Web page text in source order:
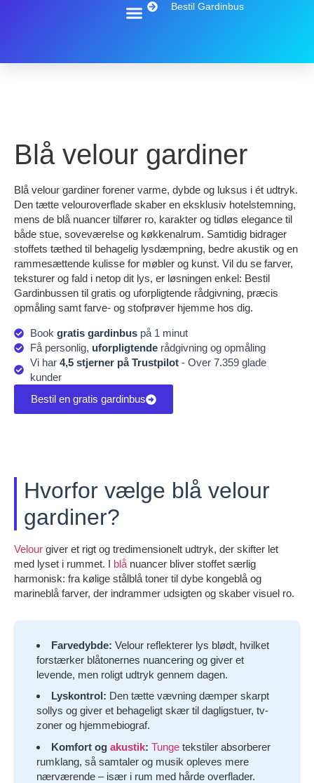
Bestil Gardinbus
Blå velour gardiner
Blå velour gardiner forener varme, dybde og luksus i ét udtryk.
Den tætte velouroverflade skaber en eksklusiv hotelstemning,
mens de blå nuancer tilfører ro, karakter og tidløs elegance til
både stue, soveværelse og køkkenalrum. Samtidig bidrager
stoffets tæthed til behagelig lysdæmpning, bedre akustik og en
rammesættende kulisse for møbler og kunst. Vil du se farver,
teksturer og fald i netop dit lys, er løsningen enkel: Bestil
Gardinbussen til gratis og uforpligtende rådgivning, præcis
opmåling samt farve- og stofprøver hjemme hos dig.
Book gratis gardinbuspå 1 minut
Få personlig, uforpligtenderådgivning og opmåling
Vi har 4,5 stjerner på Trustpilot- Over 7.359 glade
kunder
Bestil en gratis gardinbus
Hvorfor vælge blå velour
gardiner?
Velour giver et rigt og tredimensionelt udtryk, der skifter let
med lyset i rummet. I blå nuancer bliver stoffet særlig
harmonisk: fra kølige stålblå toner til dybe kongeblå og
marineblå farver, der indrammer udsigten og skaber visuel ro.
Farvedybde: Velour reflekterer lys blødt, hvilket
forstærker blåtonernes nuancering og giver et
levende, men roligt udtryk gennem dagen.
Lyskontrol: Den tætte vævning dæmper skarpt
sollys og giver et behageligt skær til dagligstuer, tv-
zoner og hjemmebiograf.
Komfort og akustik: Tunge tekstiler absorberer
rumklang, så samtaler og musik opleves mere
nærværende – især i rum med hårde overflader.